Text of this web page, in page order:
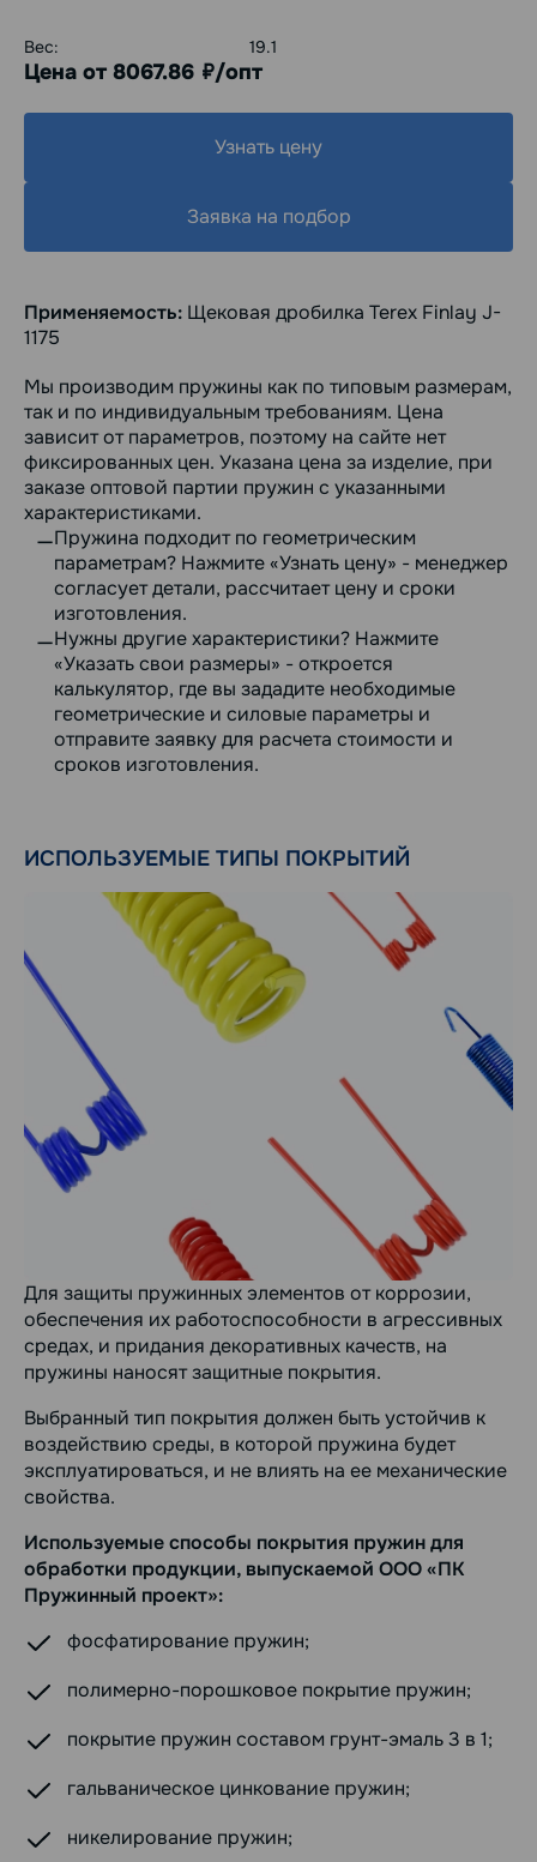
Вес: 19.1
Цена от 8067.86 руб./опт
Узнать цену
Заявка на подбор
Применяемость: Щековая дробилка Terex Finlay J-
1175
Мы производим пружины как по типовым размерам,
так и по индивидуальным требованиям. Цена
зависит от параметров, поэтому на сайте нет
фиксированных цен. Указана цена за изделие, при
заказе оптовой партии пружин с указанными
характеристиками.
Пружина подходит по геометрическим
параметрам? Нажмите «Узнать цену» - менеджер
согласует детали, рассчитает цену и сроки
изготовления.
Нужны другие характеристики? Нажмите
«Указать свои размеры» - откроется
калькулятор, где вы зададите необходимые
геометрические и силовые параметры и
отправите заявку для расчета стоимости и
сроков изготовления.
ИСПОЛЬЗУЕМЫЕ ТИПЫ ПОКРЫТИЙ
Для защиты пружинных элементов от коррозии,
обеспечения их работоспособности в агрессивных
средах, и придания декоративных качеств, на
пружины наносят защитные покрытия.
Выбранный тип покрытия должен быть устойчив к
воздействию среды, в которой пружина будет
эксплуатироваться, и не влиять на ее механические
свойства.
Используемые способы покрытия пружин для
обработки продукции, выпускаемой ООО «ПК
Пружинный проект»:
фосфатирование пружин;
полимерно-порошковое покрытие пружин;
покрытие пружин составом грунт-эмаль 3 в 1;
гальваническое цинкование пружин;
никелирование пружин;